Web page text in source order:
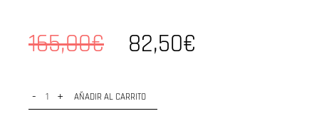
165,00€ 82,50€
- + AÑADIR AL CARRITO